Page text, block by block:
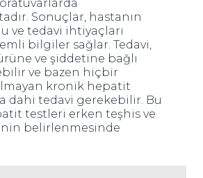
Sonuçlar, hastanın
ve tedavi ihtiyaçları
bilgiler sağlar. Tedavi,
ve şiddetine bağlı
ve bazen hiçbir
kronik hepatit
dahi tedavi gerekebilir. Bu
testleri erken teşhis ve
belirlenmesinde